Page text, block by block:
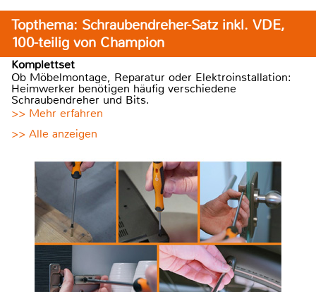
Topthema: Schraubendreher-Satz inkl. VDE,
100-teilig von Champion
Komplettset
Ob Möbelmontage, Reparatur oder Elektroinstallation:
Heimwerker benötigen häufig verschiedene
Schraubendreher und Bits.
>> Mehr erfahren
>> Alle anzeigen